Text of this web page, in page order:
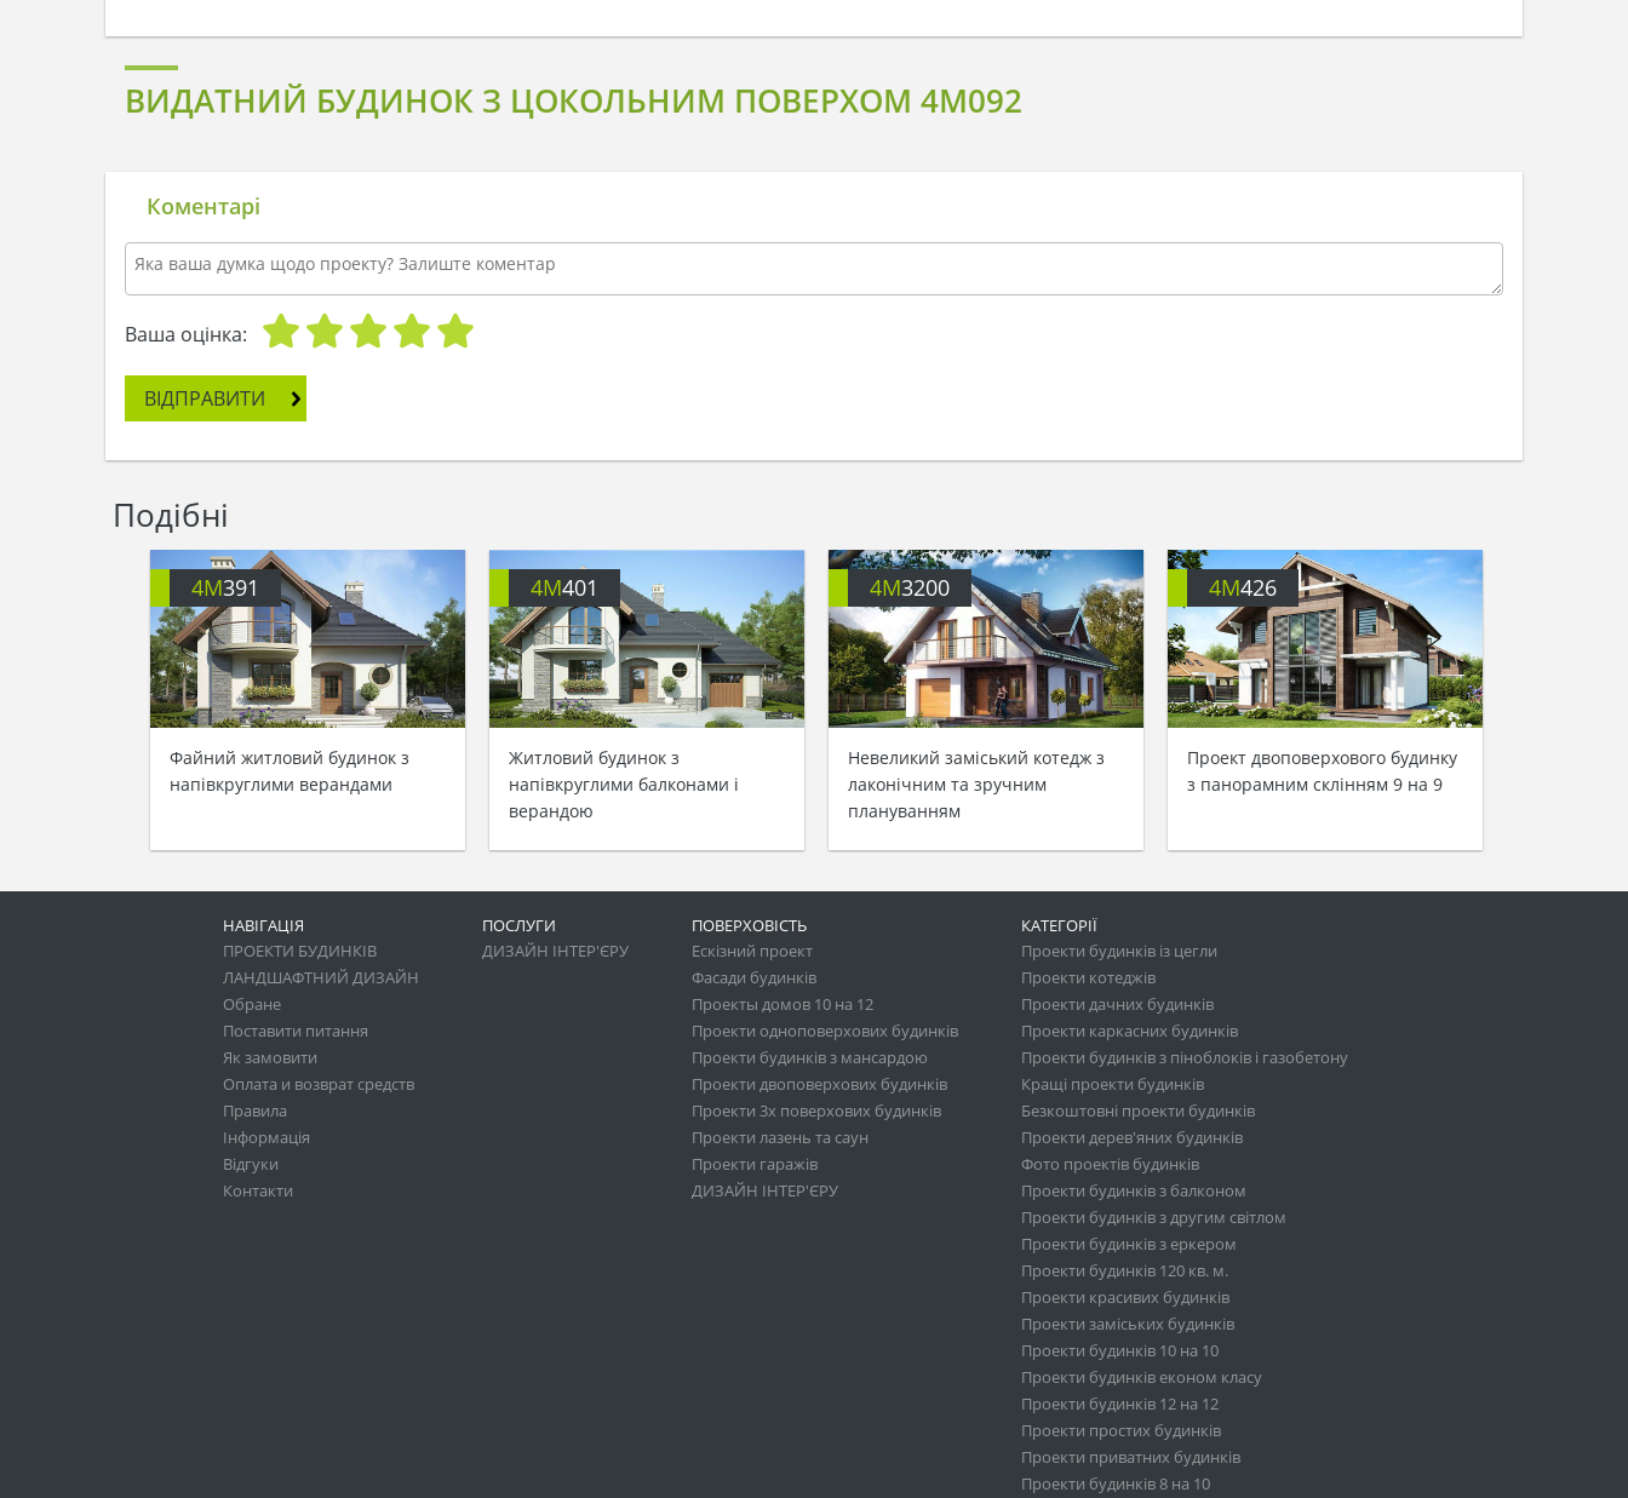
ВИДАТНИЙ БУДИНОК З ЦОКОЛЬНИМ ПОВЕРХОМ 4M092
Коментарі
Ваша оцінка:
ВІДПРАВИТИ
Подібні
4M391
Файний житловий будинок з
напівкруглими верандами
4M401
Житловий будинок з
напівкруглими балконами і
верандою
4M3200
Невеликий заміський котедж з
лаконічним та зручним
плануванням
4M426
Проект двоповерхового будинку
з панорамним склінням 9 на 9
НАВІГАЦІЯ
ПРОЕКТИ БУДИНКІВ
ЛАНДШАФТНИЙ ДИЗАЙН
Обране
Поставити питання
Як замовити
Оплата и возврат средств
Правила
Інформація
Відгуки
Контакти
ПОСЛУГИ
ДИЗАЙН ІНТЕР'ЄРУ
ПОВЕРХОВІСТЬ
Ескізний проект
Фасади будинків
Проекты домов 10 на 12
Проекти одноповерхових будинків
Проекти будинків з мансардою
Проекти двоповерхових будинків
Проекти 3х поверхових будинків
Проекти лазень та саун
Проекти гаражів
ДИЗАЙН ІНТЕР'ЄРУ
КАТЕГОРІЇ
Проекти будинків із цегли
Проекти котеджів
Проекти дачних будинків
Проекти каркасних будинків
Проекти будинків з піноблоків і газобетону
Кращі проекти будинків
Безкоштовні проекти будинків
Проекти дерев'яних будинків
Фото проектів будинків
Проекти будинків з балконом
Проекти будинків з другим світлом
Проекти будинків з еркером
Проекти будинків 120 кв. м.
Проекти красивих будинків
Проекти заміських будинків
Проекти будинків 10 на 10
Проекти будинків економ класу
Проекти будинків 12 на 12
Проекти простих будинків
Проекти приватних будинків
Проекти будинків 8 на 10